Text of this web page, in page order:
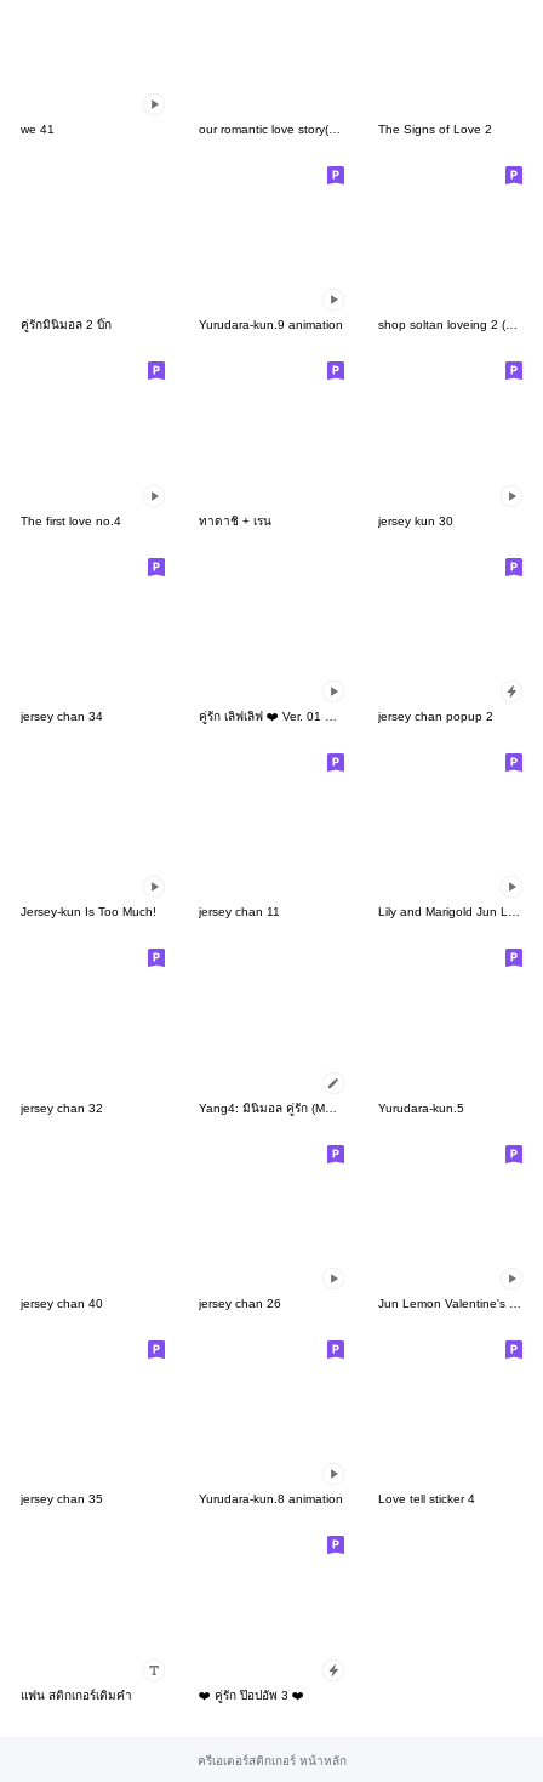
we 41 The Signs of Love 2
คู่รักมินิมอล 2 บิ๊ก Yurudara-kun.9 animation shop soltan loveing 2 (big sticker)
The first love no.4 ทาดาชิ + เรน jersey kun 30
jersey chan 34 jersey chan popup 2
Jersey-kun Is Too Much! jersey chan 11 Lily and Marigold Jun Lemon Chibi
jersey chan 32 Yurudara-kun.5
jersey chan 40 jersey chan 26
jersey chan 35 Yurudara-kun.8 animation Love tell sticker 4
แฟน สติกเกอร์เติมคำ ❤️ คู่รัก ป๊อปอัพ 3 ❤️
ครีเอเตอร์สติกเกอร์ หน้าหลัก